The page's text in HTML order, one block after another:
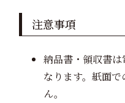
注意事項
納品書・領収書
なります。紙面
ん。